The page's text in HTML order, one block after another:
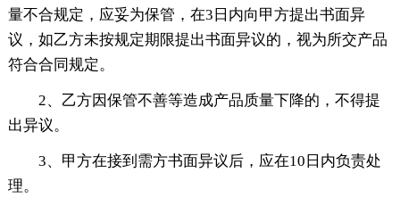
量不合规定，应妥为保管，在3日内向甲方提出书面异
议，如乙方未按规定期限提出书面异议的，视为所交产品
符合合同规定。
2、乙方因保管不善等造成产品质量下降的，不得提
出异议。
3、甲方在接到需方书面异议后，应在10日内负责处
理。